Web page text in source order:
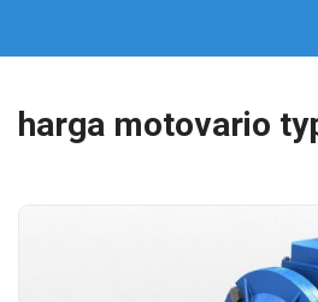
harga motovario